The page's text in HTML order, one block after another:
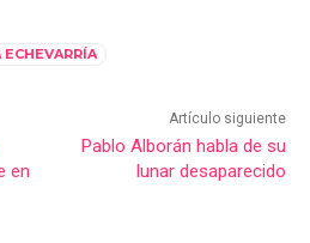
ECHEVARRÍA
en
Artículo siguiente
Pablo Alborán habla de su
lunar desaparecido